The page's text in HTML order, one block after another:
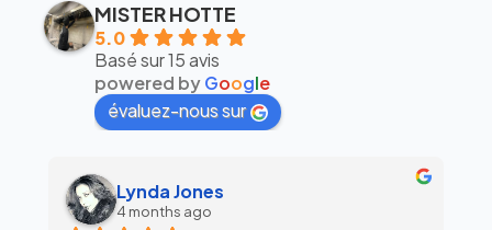
MISTER HOTTE
5.0
Basé sur 15 avis
powered byGoogle
évaluez-nous sur
alex siegfried
6 months ago